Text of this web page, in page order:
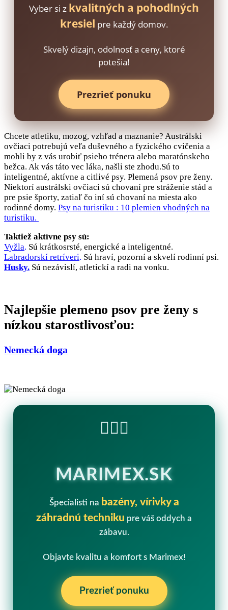
Vyber si z kvalitných a pohodlných
kresiel pre každý domov.
Skvelý dizajn, odolnosť a ceny, ktoré
potešia!
Prezrieť ponuku
Chcete atletiku, mozog, vzhľad a maznanie? Austrálski
ovčiaci potrebujú veľa duševného a fyzického cvičenia a
mohli by z vás urobiť psieho trénera alebo maratónskeho
bežca. Ak vás táto vec láka, našli ste zhodu.Sú to
inteligentné, aktívne a citlivé psy. Plemená psov pre ženy.
Niektorí austrálski ovčiaci sú chovaní pre stráženie stád a
pre psie športy, zatiaľ čo iní sú chovaní na miesta ako
rodinné domy. Psy na turistiku : 10 plemien vhodných na
turistiku.
Taktiež aktívne psy sú:
Vyžla. Sú krátkosrsté, energické a inteligentné.
Labradorskí retríveri. Sú hraví, pozorní a skvelí rodinní psi.
Husky. Sú nezávislí, atletickí a radi na vonku.
Najlepšie plemeno psov pre ženy s
nízkou starostlivosťou:
Nemecká doga
🏊‍♂️💧
MARIMEX.SK
Špecialisti na bazény, vírivky a
záhradnú techniku pre váš oddych a
zábavu.
Objavte kvalitu a komfort s Marimex!
Prezrieť ponuku